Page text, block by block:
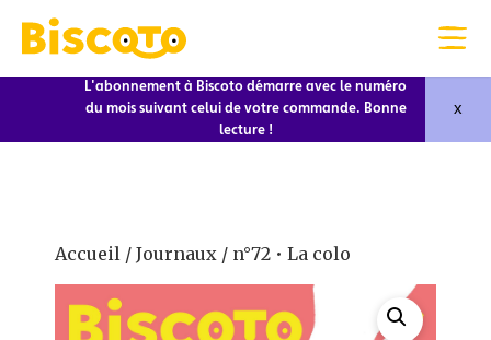
L'abonnement à Biscoto démarre avec le numéro
du mois suivant celui de votre commande. Bonne
lecture !
x
Accueil / Journaux / n°72 • La colo